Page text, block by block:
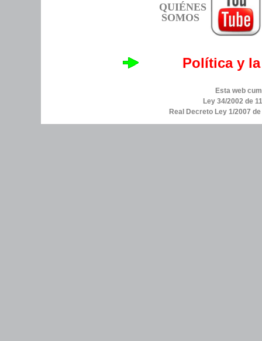
QUIÉNES
SOMOS
Política y
Esta web
Ley 34/2002 de
Real Decreto Ley 1/2007